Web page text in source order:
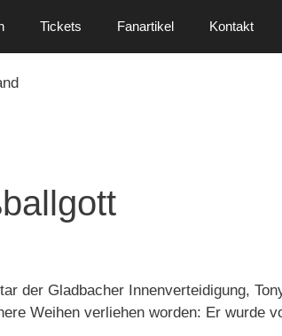
Tickets Fanartikel Kontakt
der Gladbacher Innenverteidigung,
Weihen verliehen worden: Er wurde